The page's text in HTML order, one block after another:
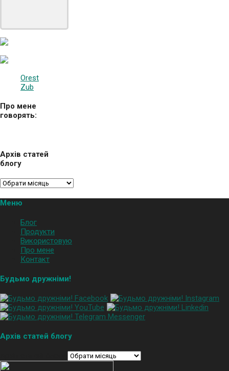
Orest
Zub
Про мене
говорять:
Архів статей
блогу
Меню
Блог
Продукти
Використовую
Про мене
Контакт
Будьмо дружніми!
Архів статей блогу